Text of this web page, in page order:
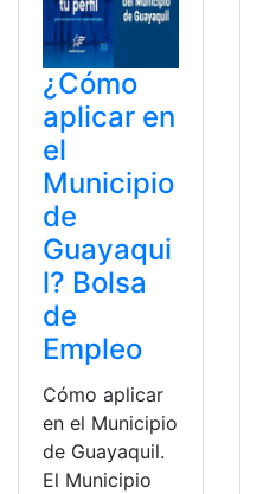
¿Cómo
aplicar en
el
Municipio
de
Guayaqui
l? Bolsa
de
Empleo
Cómo aplicar
en el Municipio
de Guayaquil.
El Municipio